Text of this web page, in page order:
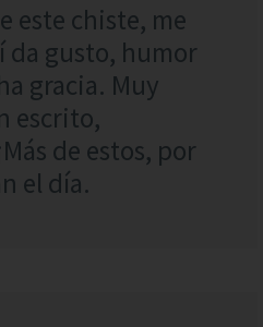
este chiste, me
da gusto, humor
gracia. Muy
escrito,
de estos, por
el día.